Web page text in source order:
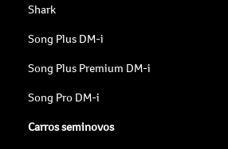
Shark
Song Plus DM-i
Song Plus Premium DM-i
Song Pro DM-i
Carros seminovos